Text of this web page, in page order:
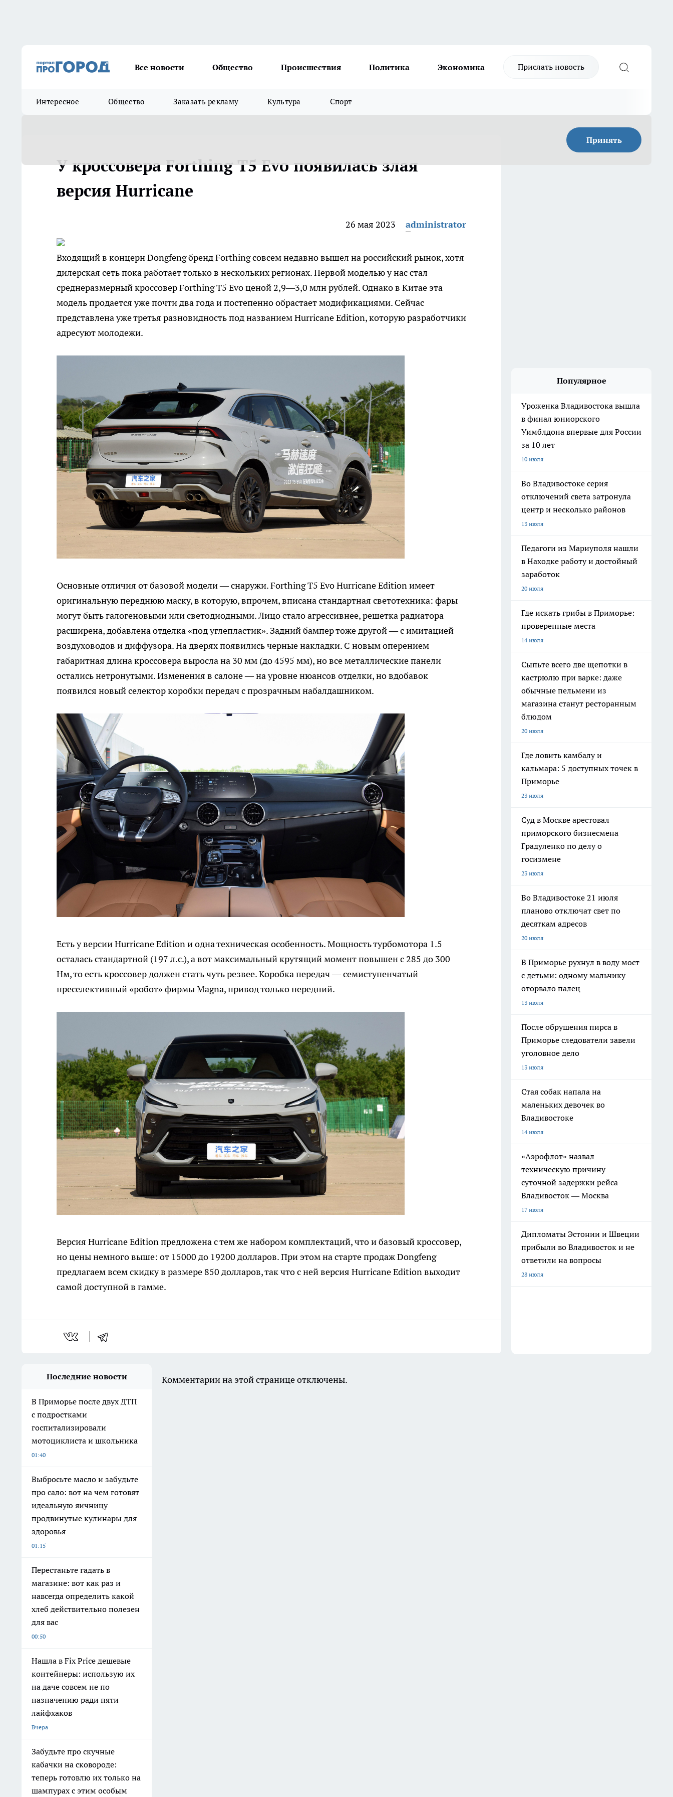
Все новости Общество Происшествия Политика Экономика Прислать новость
Интересное Общество Заказать рекламу Культура Спорт
Принять
У кроссовера Forthing T5 Evo появилась злая
версия Hurricane
26 мая 2023 administrator
Входящий в концерн Dongfeng бренд Forthing совсем недавно вышел на российский рынок, хотя
дилерская сеть пока работает только в нескольких регионах. Первой моделью у нас стал
среднеразмерный кроссовер Forthing T5 Evo ценой 2,9—3,0 млн рублей. Однако в Китае эта
модель продается уже почти два года и постепенно обрастает модификациями. Сейчас
представлена уже третья разновидность под названием Hurricane Edition, которую разработчики
адресуют молодежи.
Основные отличия от базовой модели — снаружи. Forthing T5 Evo Hurricane Edition имеет
оригинальную переднюю маску, в которую, впрочем, вписана стандартная светотехника: фары
могут быть галогеновыми или светодиодными. Лицо стало агрессивнее, решетка радиатора
расширена, добавлена отделка «под углепластик». Задний бампер тоже другой — с имитацией
воздуховодов и диффузора. На дверях появились черные накладки. С новым оперением
габаритная длина кроссовера выросла на 30 мм (до 4595 мм), но все металлические панели
остались нетронутыми. Изменения в салоне — на уровне нюансов отделки, но вдобавок
появился новый селектор коробки передач с прозрачным набалдашником.
Есть у версии Hurricane Edition и одна техническая особенность. Мощность турбомотора 1.5
осталась стандартной (197 л.с.), а вот максимальный крутящий момент повышен с 285 до 300
Нм, то есть кроссовер должен стать чуть резвее. Коробка передач — семиступенчатый
преселективный «робот» фирмы Magna, привод только передний.
Версия Hurricane Edition предложена с тем же набором комплектаций, что и базовый кроссовер,
но цены немного выше: от 15000 до 19200 долларов. При этом на старте продаж Dongfeng
предлагаем всем скидку в размере 850 долларов, так что с ней версия Hurricane Edition выходит
самой доступной в гамме.
Популярное
Уроженка Владивостока вышла
в финал юниорского
Уимблдона впервые для России
за 10 лет
10 июля
Во Владивостоке серия
отключений света затронула
центр и несколько районов
13 июля
Педагоги из Мариуполя нашли
в Находке работу и достойный
заработок
20 июля
Где искать грибы в Приморье:
проверенные места
14 июля
Сыпьте всего две щепотки в
кастрюлю при варке: даже
обычные пельмени из
магазина станут ресторанным
блюдом
20 июля
Где ловить камбалу и
кальмара: 5 доступных точек в
Приморье
23 июля
Суд в Москве арестовал
приморского бизнесмена
Градуленко по делу о
госизмене
23 июля
Во Владивостоке 21 июля
планово отключат свет по
десяткам адресов
20 июля
В Приморье рухнул в воду мост
с детьми: одному мальчику
оторвало палец
13 июля
После обрушения пирса в
Приморье следователи завели
уголовное дело
13 июля
Стая собак напала на
маленьких девочек во
Владивостоке
14 июля
«Аэрофлот» назвал
техническую причину
суточной задержки рейса
Владивосток — Москва
17 июля
Дипломаты Эстонии и Швеции
прибыли во Владивосток и не
ответили на вопросы
28 июля
Последние новости
В Приморье после двух ДТП
с подростками
госпитализировали
мотоциклиста и школьника
01:40
Выбросьте масло и забудьте
про сало: вот на чем готовят
идеальную яичницу
продвинутые кулинары для
здоровья
01:15
Перестаньте гадать в
магазине: вот как раз и
навсегда определить какой
хлеб действительно полезен
для вас
00:50
Нашла в Fix Price дешевые
контейнеры: использую их
на даче совсем не по
назначению ради пяти
лайфхаков
Вчера
Забудьте про скучные
кабачки на сковороде:
теперь готовлю их только на
шампурах с этим особым
Комментарии на этой странице отключены.